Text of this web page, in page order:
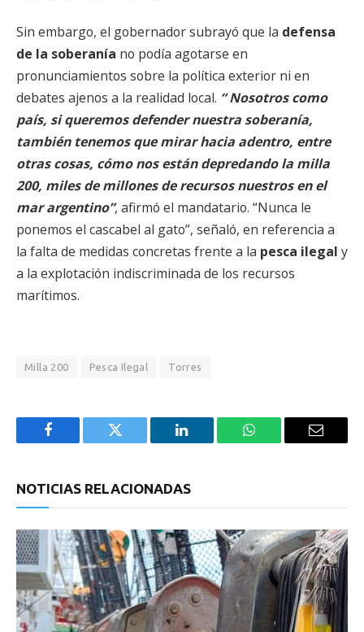
Sin embargo, el gobernador subrayó que la defensa
de la soberanía no podía agotarse en
pronunciamientos sobre la política exterior ni en
debates ajenos a la realidad local. “ Nosotros como
país, si queremos defender nuestra soberanía,
también tenemos que mirar hacia adentro, entre
otras cosas, cómo nos están depredando la milla
200, miles de millones de recursos nuestros en el
mar argentino”, afirmó el mandatario. “Nunca le
ponemos el cascabel al gato”, señaló, en referencia a
la falta de medidas concretas frente a la pesca ilegal y
a la explotación indiscriminada de los recursos
marítimos.
Milla 200 Pesca Ilegal Torres
Facebook Twitter LinkedIn WhatsApp Email
NOTICIAS RELACIONADAS